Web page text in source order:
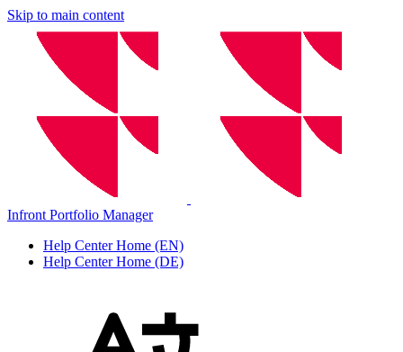
Skip to main content
Infront Portfolio Manager
Help Center Home (EN)
Help Center Home (DE)